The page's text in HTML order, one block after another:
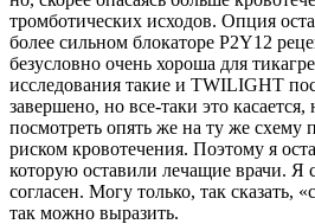
тромботических исходов. Опция
более сильном блокаторе P2Y12
безусловно очень хороша для
исследования такие и TWILIGHT
завершено, но все-таки это касается,
посмотреть опять же на ту же схему
риском кровотечения. Поэтому я
которую оставили лечащие врачи. Я
согласен. Могу только, так сказать,
так можно выразить.